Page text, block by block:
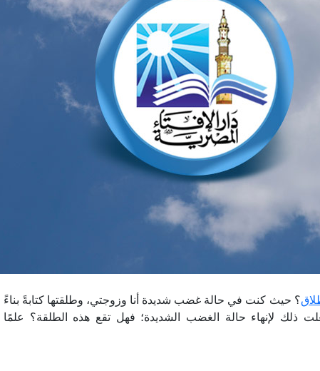
؟ حيث كنت في حالة غضب شديدة أنا وزوجتي، وطلقتها كتابةً بناءً
ذلك لإنهاء حالة الغضب الشديدة؛ فهل تقع هذه الطلقة؟ علمًا